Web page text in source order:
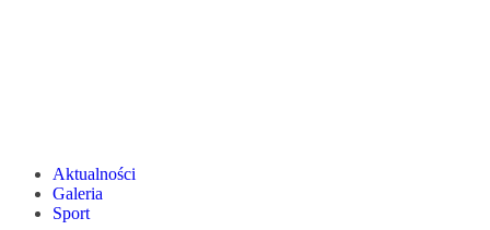
Aktualności
Galeria
Sport